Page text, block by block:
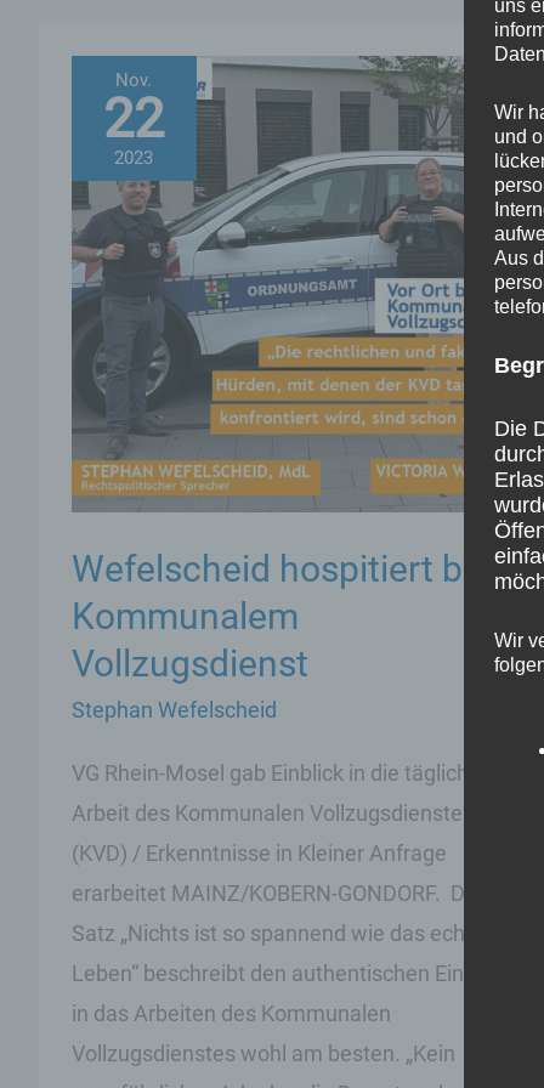
gewesen“
Nov.
22
2023
Wefelscheid hospitiert bei
Kommunalem
Vollzugsdienst
Stephan Wefelscheid
VG Rhein-Mosel gab Einblick in die tägliche
Arbeit des Kommunalen Vollzugsdienstes
(KVD) / Erkenntnisse in Kleiner Anfrage
erarbeitet MAINZ/KOBERN-GONDORF. Der
Satz „Nichts ist so spannend wie das echte
Leben“ beschreibt den authentischen Einblick
in das Arbeiten des Kommunalen
Vollzugsdienstes wohl am besten. „Kein
uns
Wir
und
Aus
Die
Wir